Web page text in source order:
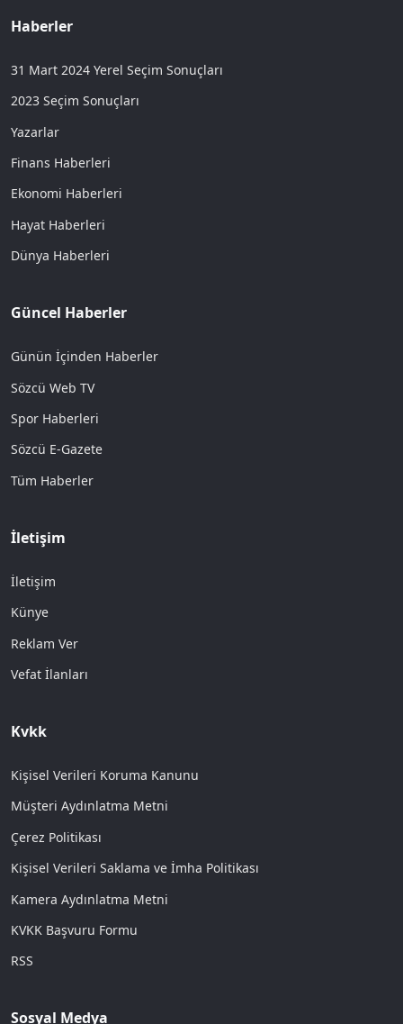
Haberler
31 Mart 2024 Yerel Seçim Sonuçları
2023 Seçim Sonuçları
Yazarlar
Finans Haberleri
Ekonomi Haberleri
Hayat Haberleri
Dünya Haberleri
Güncel Haberler
Günün İçinden Haberler
Sözcü Web TV
Spor Haberleri
Sözcü E-Gazete
Tüm Haberler
İletişim
İletişim
Künye
Reklam Ver
Vefat İlanları
Kvkk
Kişisel Verileri Koruma Kanunu
Müşteri Aydınlatma Metni
Çerez Politikası
Kişisel Verileri Saklama ve İmha Politikası
Kamera Aydınlatma Metni
KVKK Başvuru Formu
RSS
Sosyal Medya